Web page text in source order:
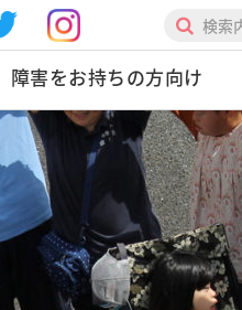
障害をお持ちの方向け